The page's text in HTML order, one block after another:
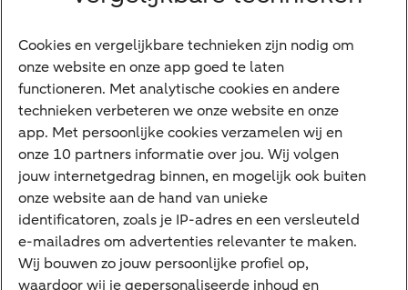
Digitale diensten
Internet Bankieren
ABN AMRO app
Tikkie
Apple Pay
Google Pay
Veilig bankieren
Meest gezocht
Cookies en vergelijkbare technieken zijn nodig om
onze website en onze app goed te laten
functioneren. Met analytische cookies en andere
technieken verbeteren we onze website en onze
app. Met persoonlijke cookies verzamelen wij en
onze 10 partners informatie over jou. Wij volgen
jouw internetgedrag binnen, en mogelijk ook buiten
onze website aan de hand van unieke
identificatoren, zoals je IP-adres en een versleuteld
e-mailadres om advertenties relevanter te maken.
Wij bouwen zo jouw persoonlijke profiel op,
waardoor wij je gepersonaliseerde inhoud en